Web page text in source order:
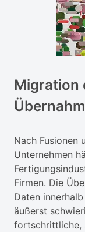
Migration
Nach Fusionen
Unternehmen
Firmen. Die
Daten
äußerst
fortschrittliche,